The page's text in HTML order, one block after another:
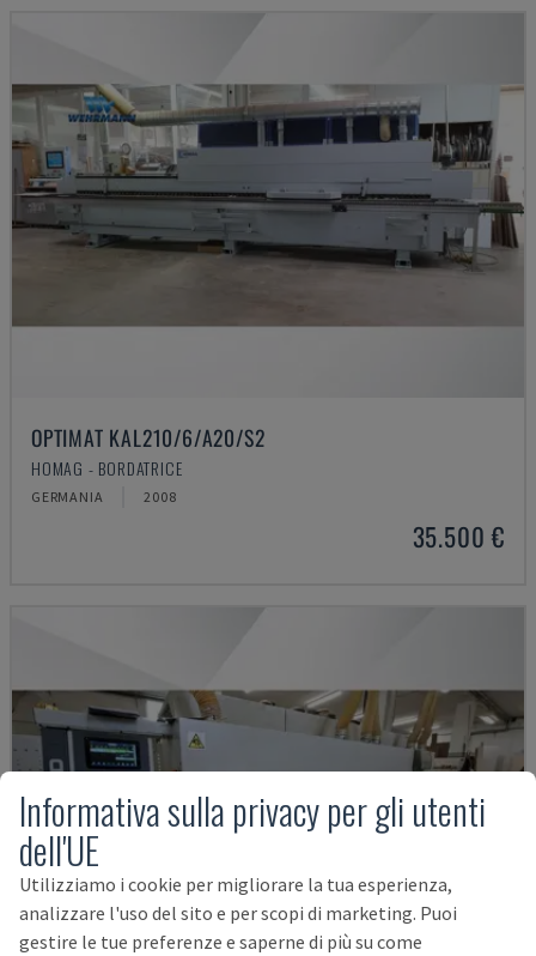
OPTIMAT KAL210/6/A20/S2
HOMAG - BORDATRICE
GERMANIA 2008
35.500 €
Informativa sulla privacy per gli utenti
dell'UE
Utilizziamo i cookie per migliorare la tua esperienza,
analizzare l'uso del sito e per scopi di marketing. Puoi
gestire le tue preferenze e saperne di più su come